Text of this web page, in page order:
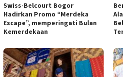
Swiss-Belcourt Bogor
Hadirkan Promo “Merdeka
Escape”, memperingati Bulan
Kemerdekaan